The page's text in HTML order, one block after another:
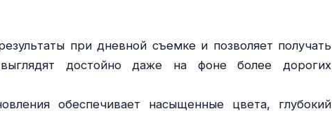
при дневной съемке и позволяет получать
выглядят достойно даже на фоне более дорогих
обеспечивает насыщенные цвета, глубокий